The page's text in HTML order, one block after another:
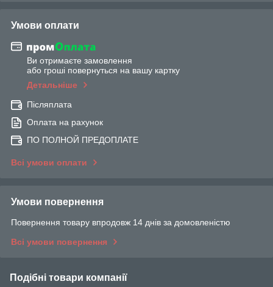
Умови оплати
Ви отримаєте замовлення
або гроші повернуться на вашу картку
Детальніше
Післяплата
Оплата на рахунок
ПО ПОЛНОЙ ПРЕДОПЛАТЕ
Всі умови оплати
Умови повернення
Повернення товару впродовж 14 днів за домовленістю
Всі умови повернення
Подібні товари компанії